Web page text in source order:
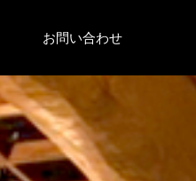
お問い合わせ